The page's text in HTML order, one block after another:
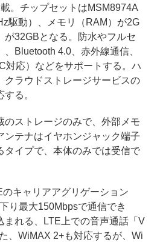
。チップセットはMSM8974A
駆動）、メモリ（RAM）が2G
が32GBとなる。防水やフルセ
Bluetooth 4.0、赤外線通信、
対応）などをサポートする。ハ
クラウドストレージサービスの
る。
ストレージのみで、外部メモ
ンテナはイヤホンジャック端子
タイプで、本体のみでは受信で
キャリアアグリゲーション
り最大150Mbpsで通信でき
まれる、LTE上での音声通話「V
、WiMAX 2+も対応するが、Wi